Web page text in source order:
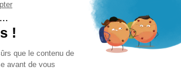
Mentions légales